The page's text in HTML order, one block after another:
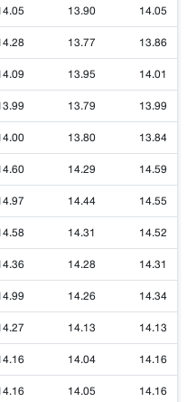
13.90
14.05
13.77
13.86
13.95
14.01
13.79
13.99
13.80
13.84
14.29
14.59
14.44
14.55
14.31
14.52
14.28
14.31
14.26
14.34
14.13
14.13
14.04
14.16
14.05
14.16